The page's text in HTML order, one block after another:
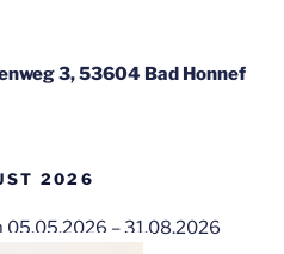
3, 53604 Bad Honnef
2026
– 31.08.2026